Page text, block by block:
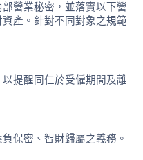
營業秘密，並落實以下營
產。針對不同對象之規範
提醒同仁於受僱期間及離
保密、智財歸屬之義務。